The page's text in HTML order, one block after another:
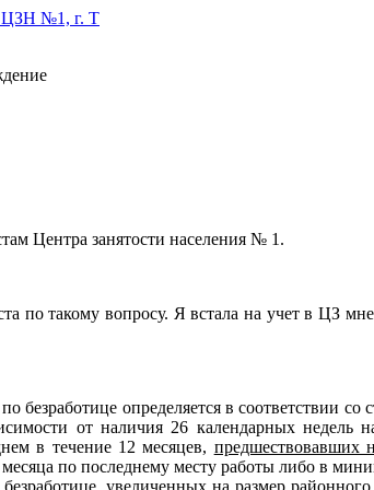
Центра занятости населения № 1.
по такому вопросу. Я встала на учет в ЦЗ
безработице определяется в соответствии
от наличия 26 календарных недель
в течение 12 месяцев, предшествовавших
месяца по последнему месту работы либо в
увеличенных на размер